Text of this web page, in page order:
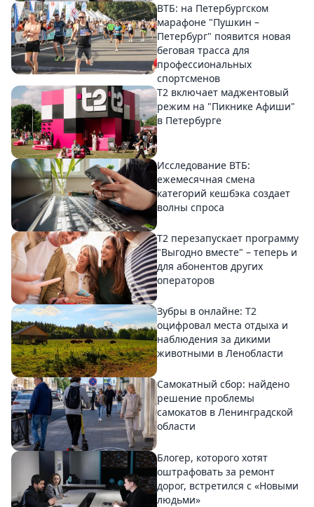
ВТБ: на Петербургском
марафоне "Пушкин –
Петербург" появится новая
беговая трасса для
профессиональных
спортсменов
Т2 включает маджентовый
режим на "Пикнике Афиши"
в Петербурге
Исследование ВТБ:
ежемесячная смена
категорий кешбэка создает
волны спроса
Т2 перезапускает программу
"Выгодно вместе" – теперь и
для абонентов других
операторов
Зубры в онлайне: Т2
оцифровал места отдыха и
наблюдения за дикими
животными в Ленобласти
Самокатный сбор: найдено
решение проблемы
самокатов в Ленинградской
области
Блогер, которого хотят
оштрафовать за ремонт
дорог, встретился с «Новыми
людьми»